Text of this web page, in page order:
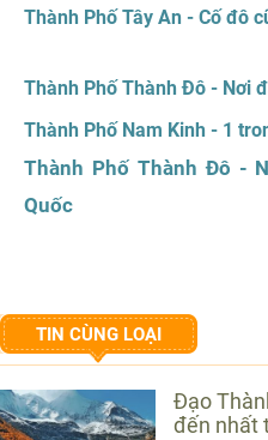
Thành Phố Tây An - Cố đô
Thành Phố Thành Đô - Nơi
Thành Phố Nam Kinh - 1
Thành Phố Thành Đô -
Quốc
TIN CÙNG LOẠI
Đạo
đến nhất